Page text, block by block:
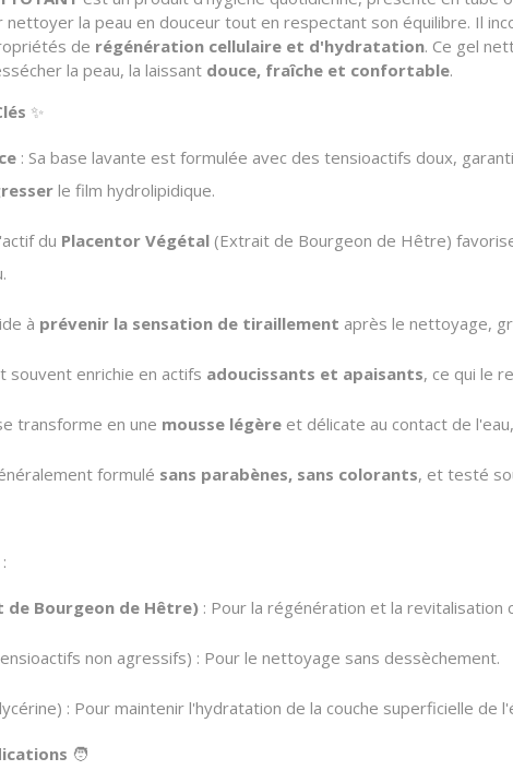
nettoyer la peau en douceur tout en respectant son équilibre. Il
de régénération cellulaire et d'hydratation. Ce gel
la peau, la laissant douce, fraîche et confortable.
✨
: Sa base lavante est formulée avec des tensioactifs doux,
le film hydrolipidique.
du Placentor Végétal (Extrait de Bourgeon de Hêtre)
à prévenir la sensation de tiraillement après le nettoyage,
souvent enrichie en actifs adoucissants et apaisants, ce qui le
transforme en une mousse légère et délicate au contact de
formulé sans parabènes, sans colorants, et testé
Bourgeon de Hêtre) : Pour la régénération et la revitalisation
non agressifs) : Pour le nettoyage sans dessèchement.
: Pour maintenir l'hydratation de la couche superficielle de
🧑